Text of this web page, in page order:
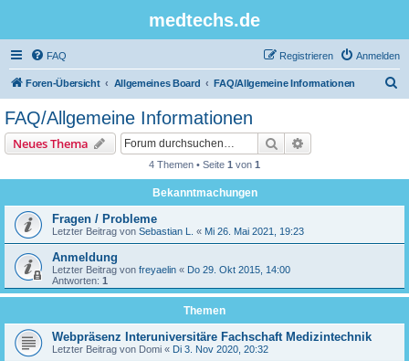
medtechs.de
FAQ Anmelden
Registrieren
Foren-Übersicht Allgemeines Board FAQ/Allgemeine Informationen
FAQ/Allgemeine Informationen
Neues Thema Suche
4 Themen • Seite 1 von 1
Bekanntmachungen
Fragen / Probleme
Letzter Beitrag von Sebastian L. « Mi 26. Mai 2021, 19:23
Anmeldung
Letzter Beitrag von freyaelin « Do 29. Okt 2015, 14:00
Antworten: 1
Themen
Webpräsenz Interuniversitäre Fachschaft Medizintechnik
Letzter Beitrag von Domi « Di 3. Nov 2020, 20:32